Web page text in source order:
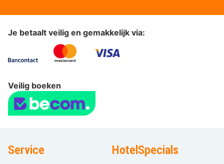
Je betaalt veilig en gemakkelijk via:
Veilig boeken
Service HotelSpecials